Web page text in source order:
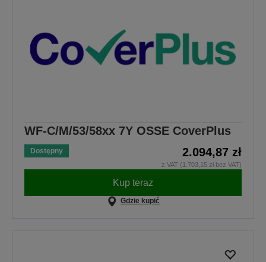
WF-C/M/53/58xx 7Y OSSE CoverPlus
Dostępny 2.094,87 zł
z VAT (1.703,15 zł bez VAT)
Kup teraz
Gdzie kupić